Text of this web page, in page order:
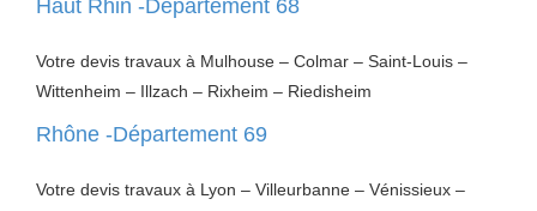
Haut Rhin -Département 68
Votre devis travaux à Mulhouse – Colmar – Saint-Louis –
Wittenheim – Illzach – Rixheim – Riedisheim
Rhône -Département 69
Votre devis travaux à Lyon – Villeurbanne – Vénissieux –